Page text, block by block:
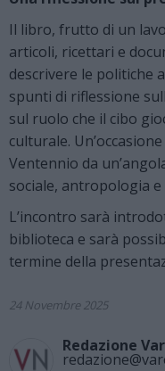
Il libro, frutto di un
articoli, ricettari e
descrivere le politiche
spunti di riflessione
sul ruolo che il cibo
culturale.
Ventennio da
sociale, antropologia
L’incontro sarà
biblioteca e sarà
termine della
24 Novembre 2025
Redazione